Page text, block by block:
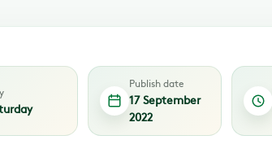
Publish date
17 September
2022